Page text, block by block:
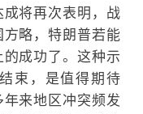
将再次表明，战
略，特朗普若能
成功了。这种示
束，是值得期待
来地区冲突频发